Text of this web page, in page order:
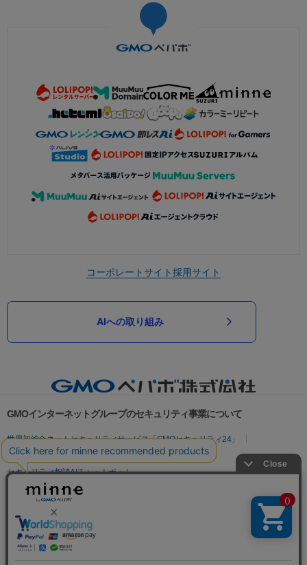
コーポレートサイト採用サイト
AIへの取り組み
GMOインターネットグループのセキュリティ事業について
世界初総合ネットセキュリティサービス「GMOセキュリティ24」
パスワード漏洩診断
Webサイトリスク診断
セキュリティ相談AIチャットボット
実在証明・盗聴対策
サイバー攻撃対策（GMO Flatt Security）
セキュリティ事業の軌跡